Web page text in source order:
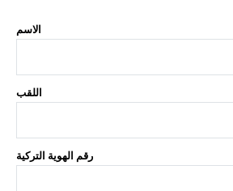
الاسم
اللقب
رقم الهوية التركية